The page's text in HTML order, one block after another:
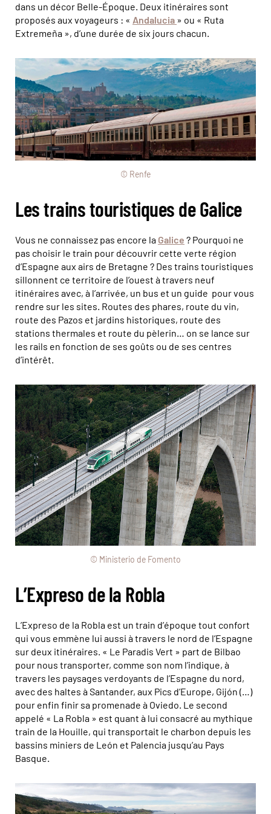
dans un décor Belle-Époque. Deux itinéraires sont
proposés aux voyageurs : « Andalucia » ou « Ruta
Extremeña », d’une durée de six jours chacun.
© Renfe
Les trains touristiques de Galice
Vous ne connaissez pas encore la Galice ? Pourquoi ne
pas choisir le train pour découvrir cette verte région
d’Espagne aux airs de Bretagne ? Des trains touristiques
sillonnent ce territoire de l’ouest à travers neuf
itinéraires avec, à l’arrivée, un bus et un guide pour vous
rendre sur les sites. Routes des phares, route du vin,
route des Pazos et jardins historiques, route des
stations thermales et route du pèlerin… on se lance sur
les rails en fonction de ses goûts ou de ses centres
d’intérêt.
© Ministerio de Fomento
L’Expreso de la Robla
L’Expreso de la Robla est un train d’époque tout confort
qui vous emmène lui aussi à travers le nord de l’Espagne
sur deux itinéraires. « Le Paradis Vert » part de Bilbao
pour nous transporter, comme son nom l’indique, à
travers les paysages verdoyants de l’Espagne du nord,
avec des haltes à Santander, aux Pics d’Europe, Gijón (…)
pour enfin finir sa promenade à Oviedo. Le second
appelé « La Robla » est quant à lui consacré au mythique
train de la Houille, qui transportait le charbon depuis les
bassins miniers de León et Palencia jusqu’au Pays
Basque.